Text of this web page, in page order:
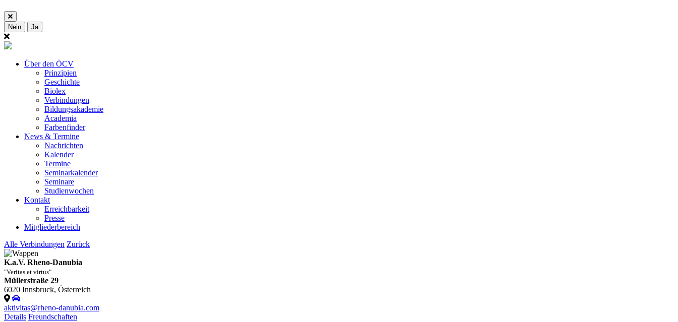
Nein Ja
Über den ÖCV
Prinzipien
Geschichte
Biolex
Verbindungen
Bildungsakademie
Academia
Farbenfinder
News & Termine
Nachrichten
Kalender
Termine
Seminarkalender
Seminare
Studienwochen
Kontakt
Erreichbarkeit
Presse
Mitgliederbereich
Alle Verbindungen Zurück
K.a.V. Rheno-Danubia
"Veritas et virtus"
Müllerstraße 29
6020 Innsbruck, Österreich
aktivitas@rheno-danubia.com
Details Freundschaften